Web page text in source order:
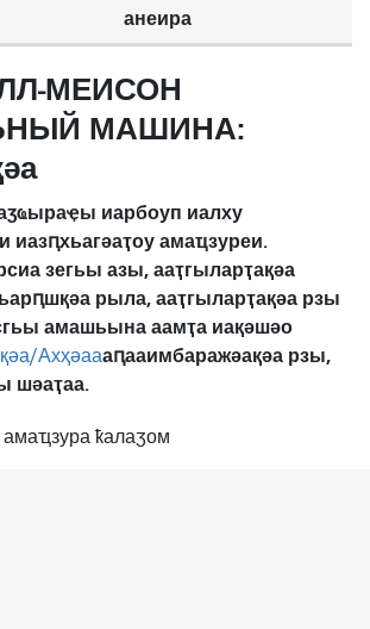
анеира
МЕИСОН
МАШИНА:
иарбоуп иалху
иазԥхьагәаҭоу амаҵзуреи.
зегьы азы, ааҭгыларҭақәа
рыла, ааҭгыларҭақәа рзы
амашьына аамҭа иақәшәо
аԥааимбаражәақәа рзы,
Ахҳәаа
шәаҭаа.
ҟалаӡом